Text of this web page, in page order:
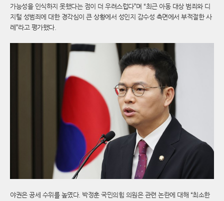
가능성을 인식하지 못했다는 점이 더 우려스럽다”며 “최근 아동 대상 범죄와 디
지털 성범죄에 대한 경각심이 큰 상황에서 성인지 감수성 측면에서 부적절한 사
례”라고 평가했다.
야권은 공세 수위를 높였다. 박정훈 국민의힘 의원은 관련 논란에 대해 “최소한